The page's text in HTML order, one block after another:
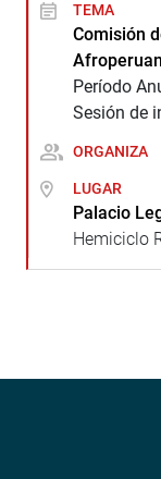
TEMA
Comisión
Período
Sesión de
ORGANIZA
LUGAR
Palacio
Hemiciclo